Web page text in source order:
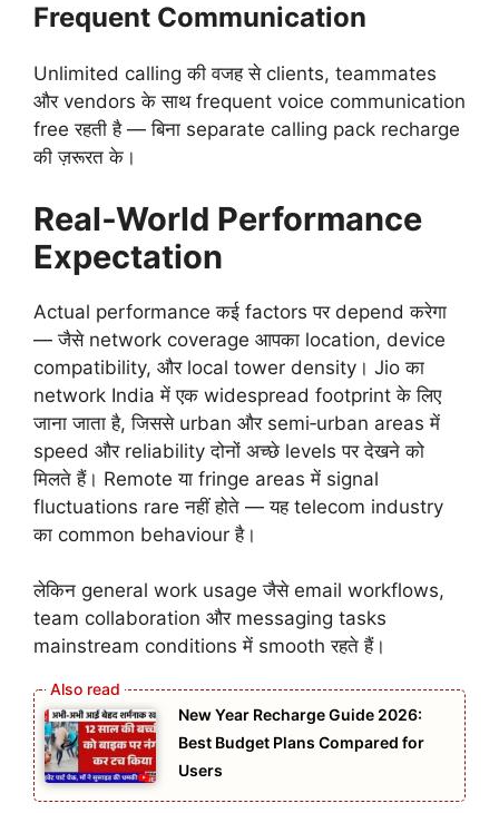
Frequent Communication
Unlimited calling की वजह से clients, teammates
और vendors के साथ frequent voice communication
free रहती है — बिना separate calling pack recharge
की ज़रूरत के।
Real‑World Performance
Expectation
Actual performance कई factors पर depend करेगा
— जैसे network coverage आपका location, device
compatibility, और local tower density। Jio का
network India में एक widespread footprint के लिए
जाना जाता है, जिससे urban और semi‑urban areas में
speed और reliability दोनों अच्छे levels पर देखने को
मिलते हैं। Remote या fringe areas में signal
fluctuations rare नहीं होते — यह telecom industry
का common behaviour है।
लेकिन general work usage जैसे email workflows,
team collaboration और messaging tasks
mainstream conditions में smooth रहते हैं।
New Year Recharge Guide 2026:
Best Budget Plans Compared for
Users